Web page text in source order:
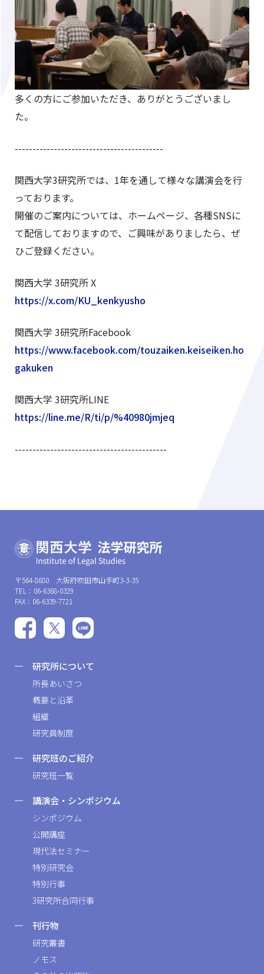
多くの方にご参加いただき、ありがとうございまし
た。
------------------------------------------
関西大学3研究所では、1年を通して様々な講演会を行
っております。
開催のご案内については、ホームページ、各種SNSに
て配信しておりますので、ご興味がありましたら、ぜ
ひご登録ください。
関西大学 3研究所 X
https://x.com/KU_kenkyusho
関西大学 3研究所Facebook
https://www.facebook.com/touzaiken.keiseiken.ho
gakuken
関西大学 3研究所LINE
https://line.me/R/ti/p/%40980jmjeq
-------------------------------------------
〒564-8680 大阪府吹田市山手町3-3-35
TEL：06-6368-0329
FAX：06-6339-7721
研究所について
所長あいさつ
概要と沿革
組織
研究員制度
研究班のご紹介
研究班一覧
講演会・シンポジウム
シンポジウム
公開講座
現代法セミナー
特別研究会
特別行事
3研究所合同行事
刊行物
研究叢書
ノモス